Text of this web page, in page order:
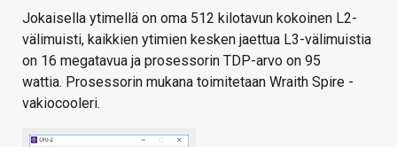
Jokaisella ytimellä on oma 512 kilotavun kokoinen L2-
välimuisti, kaikkien ytimien kesken jaettua L3-välimuistia
on 16 megatavua ja prosessorin TDP-arvo on 95
wattia. Prosessorin mukana toimitetaan Wraith Spire -
vakiocooleri.